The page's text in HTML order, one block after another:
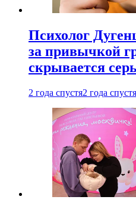
Психолог
за привычкой
скрывается
2 года спустя2 года спустя